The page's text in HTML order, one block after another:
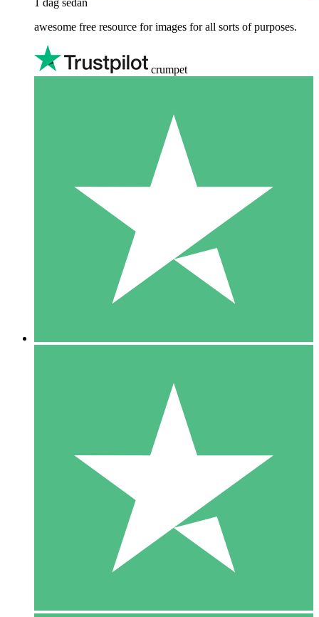
1 dag sedan
awesome free resource for images for all sorts of purposes.
crumpet